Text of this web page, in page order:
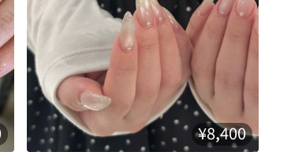
¥8,400